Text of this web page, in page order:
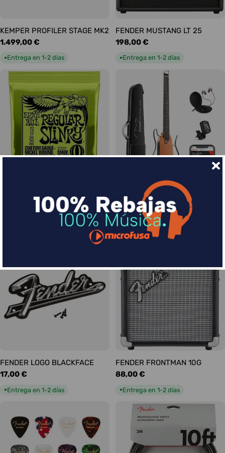
KEMPER PROFILER STAGE MK2
Precio
habitual
1.499,00 €
●Entrega en 1-2 días
FENDER MUSTANG LT 25
Precio
habitual
198,00 €
●Entrega en 1-2 días
Slinky Regular 10-46
DONNER HUSH-I Silent Guitar
Caoba
Precio
habitual
339,00 €
Entrega en 1-2 días
FENDER LOGO BLACKFACE
Precio
17,00 €
●Entrega en 1-2 días
FENDER FRONTMAN 10G
Precio
88,00 €
●Entrega en 1-2 días